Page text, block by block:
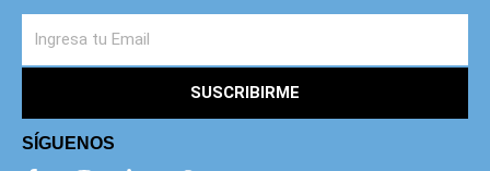
SUSCRIBIRME
SÍGUENOS